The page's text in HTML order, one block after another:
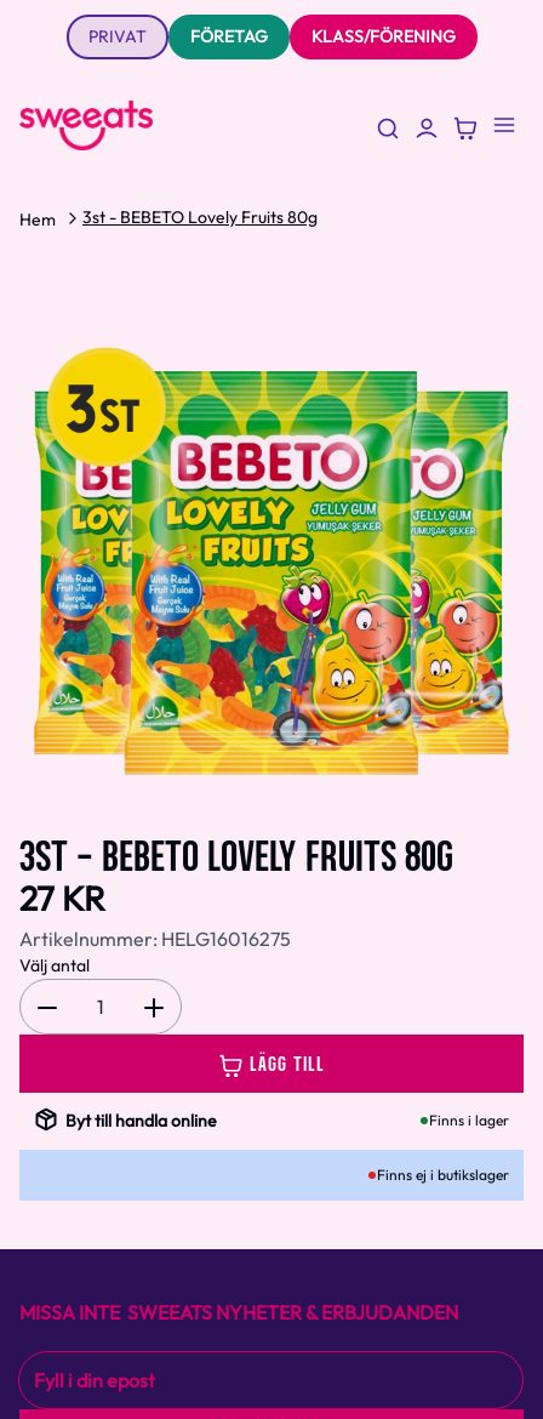
PRIVAT FÖRETAG KLASS/FÖRENING
Hem 3st - BEBETO Lovely Fruits 80g
3ST - BEBETO LOVELY FRUITS 80G
27 KR
Artikelnummer: HELG16016275
Välj antal
1
LÄGG TILL
Byt till handla online Finns i lager
Finns ej i butikslager
MISSA INTE SWEEATS NYHETER & ERBJUDANDEN